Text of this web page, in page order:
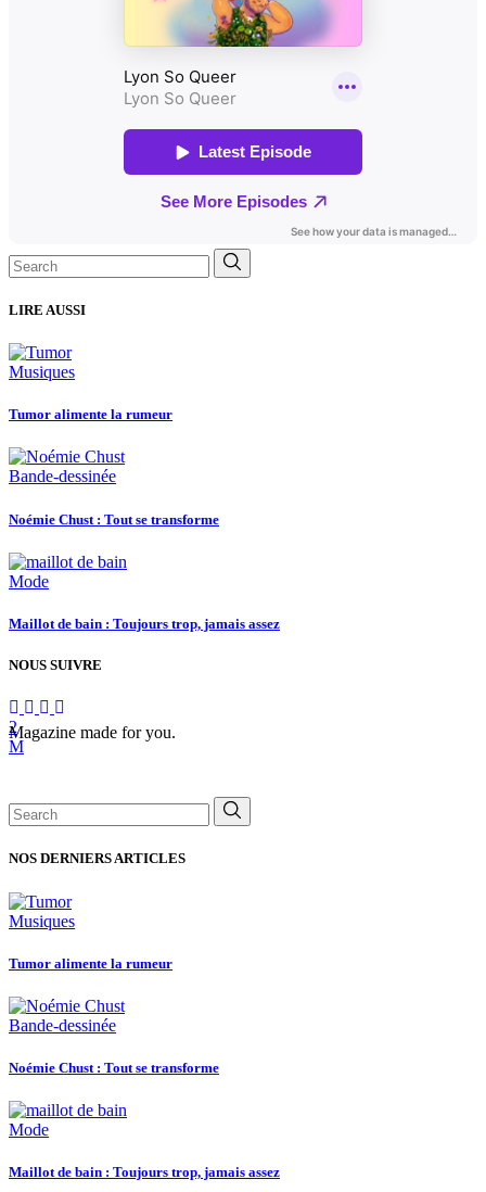
Search
for:
LIRE AUSSI
Musiques
Tumor alimente la rumeur
Bande-dessinée
Noémie Chust : Tout se transforme
Mode
Maillot de bain : Toujours trop, jamais assez
NOUS SUIVRE
Magazine made for you.
Search
for:
NOS DERNIERS ARTICLES
Musiques
Tumor alimente la rumeur
Bande-dessinée
Noémie Chust : Tout se transforme
Mode
Maillot de bain : Toujours trop, jamais assez